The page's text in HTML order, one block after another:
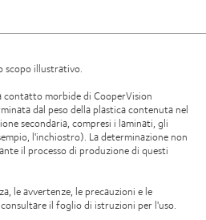
scopo illustrativo.
contatto morbide di CooperVision
dal peso della plastica contenuta nel
secondaria, compresi i laminati, gli
l'inchiostro). La determinazione non
il processo di produzione di questi
le avvertenze, le precauzioni e le
il foglio di istruzioni per l'uso.